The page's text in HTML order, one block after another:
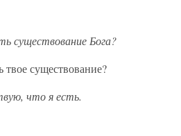
существование Бога?
существование?
что я есть.